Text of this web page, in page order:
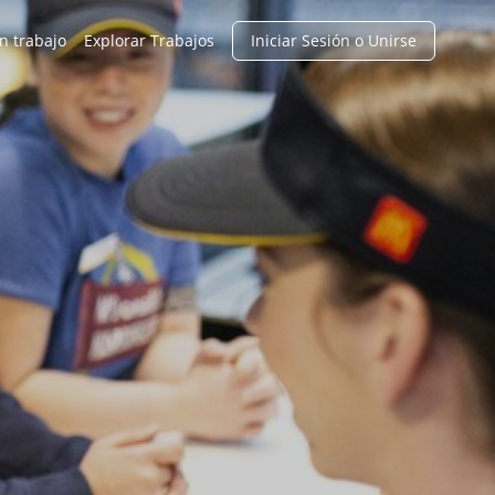
Explorar Trabajos
trabajo Iniciar Sesión o Unirse